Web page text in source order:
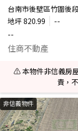
台南市後壁區竹圍後
地坪 820.99
--
--
住商不動產
⚠️ 本物件非信義房
責，
非信義物件